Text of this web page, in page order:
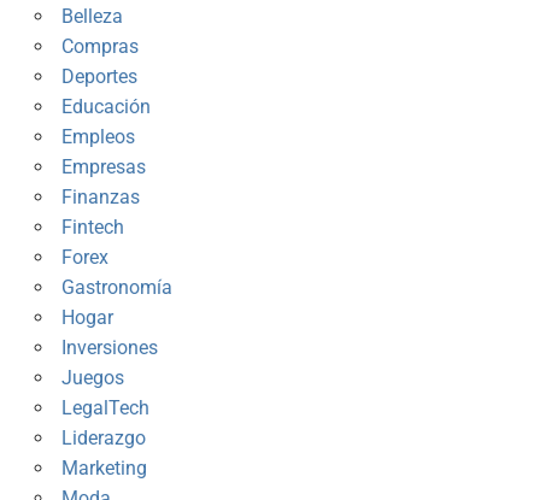
Belleza
Compras
Deportes
Educación
Empleos
Empresas
Finanzas
Fintech
Forex
Gastronomía
Hogar
Inversiones
Juegos
LegalTech
Liderazgo
Marketing